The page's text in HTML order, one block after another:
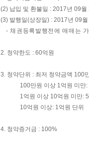
(2) 납입 및 환불일 : 2017년 09월
(3) 발행일(상장일) : 2017년 09
- 채권등록발행전에 매매는
2. 청약한도 : 60억원
3. 청약단위 : 최저 청약금액 100
100만원 이상 1억원 미만:
1억원 이상 10억원 미만:
10억원 이상: 1억원 단위
4. 청약증거금 : 100%